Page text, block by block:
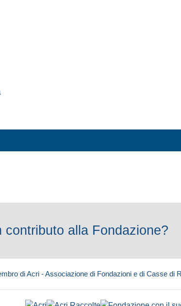
alla Fondazione?
di Acri - Associazione di Fondazioni e di Casse di